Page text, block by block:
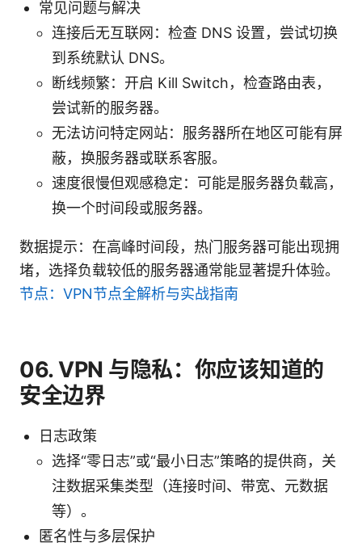
常见问题与解决
连接后无互联网：检查 DNS 设置，尝试切换
到系统默认 DNS。
断线频繁：开启 Kill Switch，检查路由表，
尝试新的服务器。
无法访问特定网站：服务器所在地区可能有屏
蔽，换服务器或联系客服。
速度很慢但观感稳定：可能是服务器负载高，
换一个时间段或服务器。
数据提示：在高峰时间段，热门服务器可能出现拥
堵，选择负载较低的服务器通常能显著提升体验。
节点：VPN节点全解析与实战指南
06. VPN 与隐私：你应该知道的
安全边界
日志政策
选择“零日志”或“最小日志”策略的提供商，关
注数据采集类型（连接时间、带宽、元数据
等）。
匿名性与多层保护